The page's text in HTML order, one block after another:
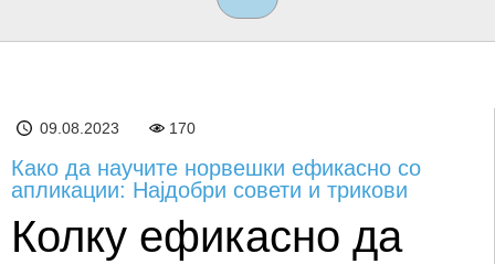
09.08.2023 170
Како да научите норвешки ефикасно со
апликации: Најдобри совети и трикови
Колку ефикасно да